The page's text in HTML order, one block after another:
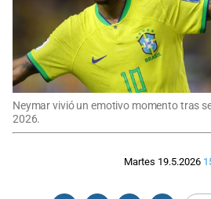
Neymar vivió un emotivo momento tras
2026.
Martes 19.5.2026